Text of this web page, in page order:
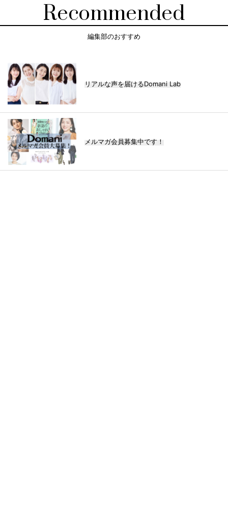
Recommended
編集部のおすすめ
リアルな声を届けるDomani Lab
メルマガ会員募集中です！